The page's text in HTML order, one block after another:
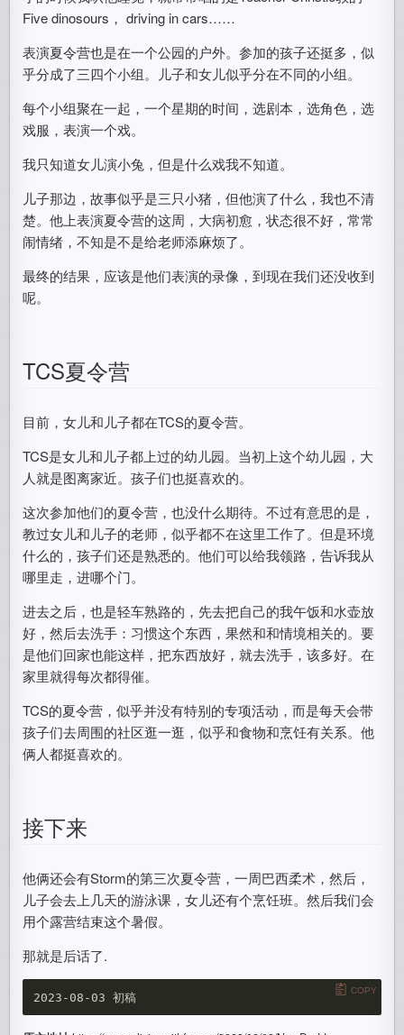
Five dinosours， driving in cars……
表演夏令营也是在一个公园的户外。参加的孩子还挺多，似
乎分成了三四个小组。儿子和女儿似乎分在不同的小组。
每个小组聚在一起，一个星期的时间，选剧本，选角色，选
戏服，表演一个戏。
我只知道女儿演小兔，但是什么戏我不知道。
儿子那边，故事似乎是三只小猪，但他演了什么，我也不清
楚。他上表演夏令营的这周，大病初愈，状态很不好，常常
闹情绪，不知是不是给老师添麻烦了。
最终的结果，应该是他们表演的录像，到现在我们还没收到
呢。
TCS夏令营
目前，女儿和儿子都在TCS的夏令营。
TCS是女儿和儿子都上过的幼儿园。当初上这个幼儿园，大
人就是图离家近。孩子们也挺喜欢的。
这次参加他们的夏令营，也没什么期待。不过有意思的是，
教过女儿和儿子的老师，似乎都不在这里工作了。但是环境
什么的，孩子们还是熟悉的。他们可以给我领路，告诉我从
哪里走，进哪个门。
进去之后，也是轻车熟路的，先去把自己的我午饭和水壶放
好，然后去洗手：习惯这个东西，果然和和情境相关的。要
是他们回家也能这样，把东西放好，就去洗手，该多好。在
家里就得每次都得催。
TCS的夏令营，似乎并没有特别的专项活动，而是每天会带
孩子们去周围的社区逛一逛，似乎和食物和烹饪有关系。他
俩人都挺喜欢的。
接下来
他俩还会有Storm的第三次夏令营，一周巴西柔术，然后，
儿子会去上几天的游泳课，女儿还有个烹饪班。然后我们会
用个露营结束这个暑假。
那就是后话了.
COPY